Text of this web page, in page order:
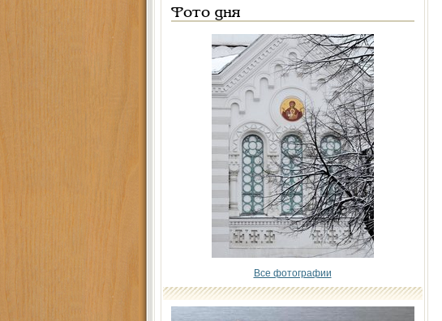
Фото дня
Все фотографии